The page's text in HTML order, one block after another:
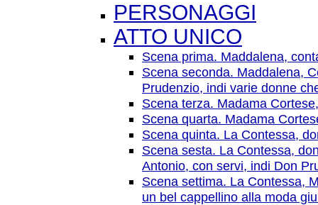
PERSONAGGI
ATTO UNICO
Scena prima. Maddalena,
Scena seconda. Maddalena,
Prudenzio, indi varie donne
Scena terza. Madama
Scena quarta. Madama
Scena quinta. La Contessa,
Scena sesta. La Contessa,
Antonio, con servi, indi Don
Scena settima. La Contessa,
un bel cappellino alla moda